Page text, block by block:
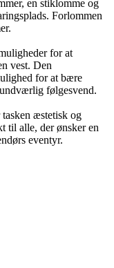
en stiklomme og
Forlommen
for at
vest. Den
for at bære
følgesvend.
æstetisk og
til alle, der ønsker en
eventyr.